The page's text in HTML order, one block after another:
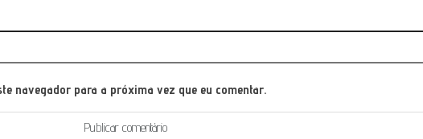
navegador para a próxima vez que eu comentar.